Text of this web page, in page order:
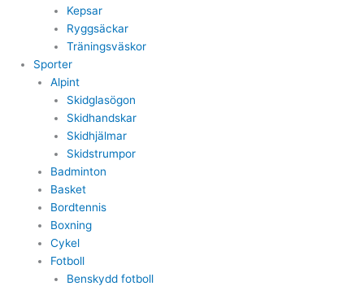
Kepsar
Ryggsäckar
Träningsväskor
Sporter
Alpint
Skidglasögon
Skidhandskar
Skidhjälmar
Skidstrumpor
Badminton
Basket
Bordtennis
Boxning
Cykel
Fotboll
Benskydd fotboll